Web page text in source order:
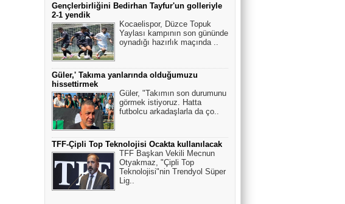
Gençlerbirliğini Bedirhan Tayfur'un golleriyle
2-1 yendik
Kocaelispor, Düzce Topuk
Yaylası kampının son gününde
oynadığı hazırlık maçında ..
Güler,' Takıma yanlarında olduğumuzu
hissettirmek
Güler, "Takımın son durumunu
görmek istiyoruz. Hatta
futbolcu arkadaşlarla da ço..
TFF-Çipli Top Teknolojisi Ocakta kullanılacak
TFF Başkan Vekili Mecnun
Otyakmaz, "Çipli Top
Teknolojisi"nin Trendyol Süper
Lig..